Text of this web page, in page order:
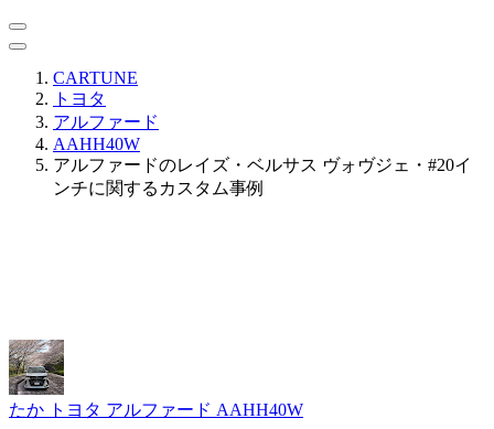
CARTUNE
トヨタ
アルファード
AAHH40W
アルファードのレイズ・ベルサス ヴォヴジェ・#20イ
ンチに関するカスタム事例
たか トヨタ アルファード AAHH40W